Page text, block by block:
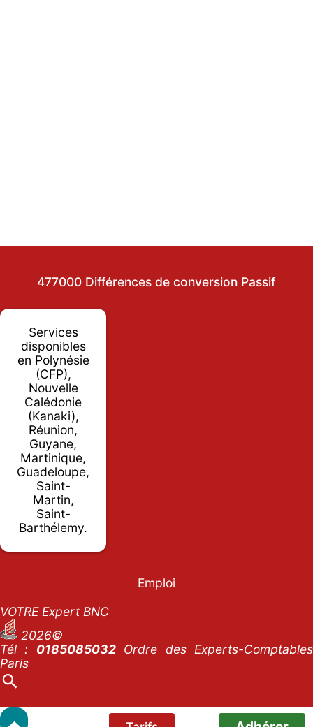
477000 Différences de conversion Passif
Services
disponibles
en Polynésie
(CFP),
Nouvelle
Calédonie
(Kanaki),
Réunion,
Guyane,
Martinique,
Guadeloupe,
Saint-
Martin,
Saint-
Barthélemy.
Emploi
VOTRE Expert BNC
2026©
Tél : 0185085032Ordre des Experts-Comptables
Paris